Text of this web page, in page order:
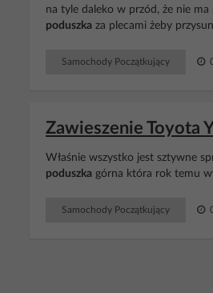
na tyle daleko w przód, że nie
poduszka za plecami żeby
Samochody Początkujący
Zawieszenie Toyota
Właśnie wszystko jest sztywne
poduszka górna która rok temu
Samochody Początkujący